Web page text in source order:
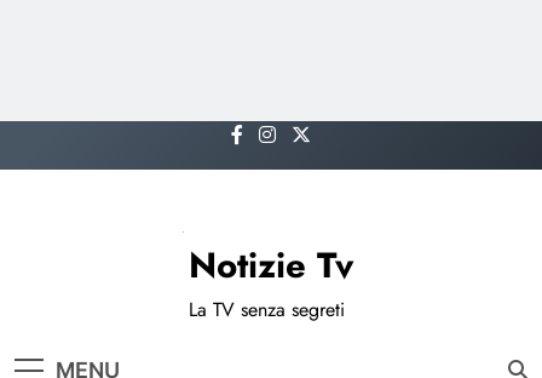
to
Notizie Tv
La TV senza segreti
MENU